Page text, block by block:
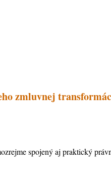
zmluvnej
spojený aj praktický